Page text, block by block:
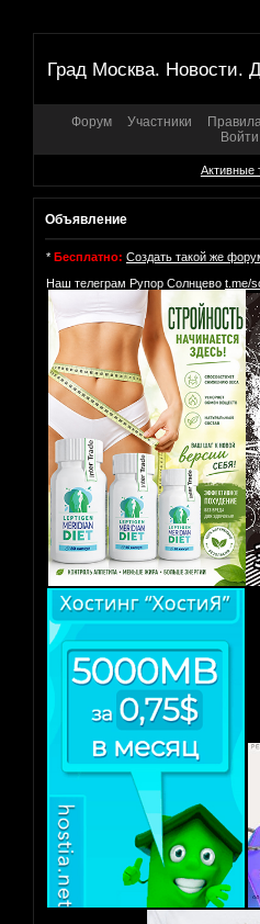
Град Москва. Новости.
Форум Участники Правила
Войти
Активные
Объявление
* Бесплатно: Создать такой же
Наш телеграм Рупор Солнцево t.me/